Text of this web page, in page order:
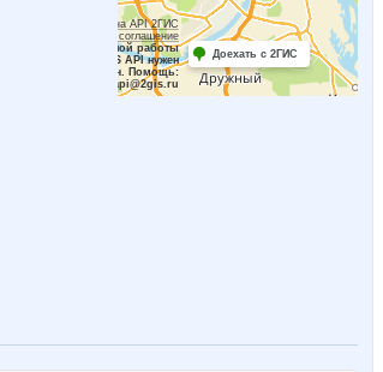
Работает на API 2ГИС
Лицензионное соглашение
Для корректной работы
Raster JS API нужен
ключ. Помощь:
api@2gis.ru
Доехать с 2ГИС